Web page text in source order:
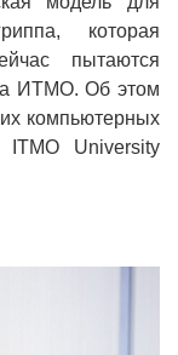
которая
пытаются
ИТМО. Об этом
компьютерных
ITMO University